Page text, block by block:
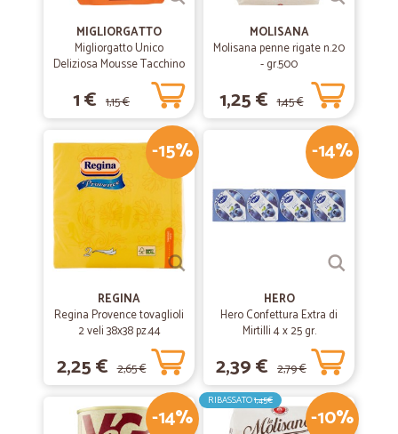
MIGLIORGATTO
Migliorgatto Unico
Deliziosa Mousse Tacchino
1 € 1,15 €
MOLISANA
Molisana penne rigate n.20
- gr.500
1,25 € 1,45 €
-15%
REGINA
Regina Provence tovaglioli
2 veli 38x38 pz.44
2,25 € 2,65 €
-14%
HERO
Hero Confettura Extra di
Mirtilli 4 x 25 gr.
2,39 € 2,79 €
-14% -10%
RIBASSATO1,45€